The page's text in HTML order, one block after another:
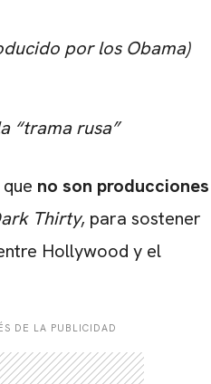
por los Obama)
“trama rusa”
no son producciones
Thirty, para sostener
Hollywood y el
DE LA PUBLICIDAD
PUBLICIDADE